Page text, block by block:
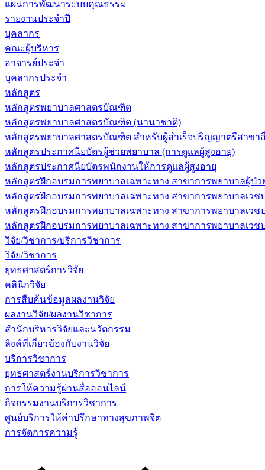
แผนการพัฒนาระบบคุณธรรม
รายงานประจำปี
บุคลากร
คณะผู้บริหาร
อาจารย์ประจำ
บุคลากรประจำ
หลักสูตร
หลักสูตรพยาบาลศาสตรบัณฑิต
หลักสูตรพยาบาลศาสตรบัณฑิต (นานาชาติ)
หลักสูตรพยาบาลศาสตรบัณฑิต สำหรับผู้สำเร็จปริญญาตรีสาขา
หลักสูตรประกาศนียบัตรผู้ช่วยพยาบาล (การดูแลผู้สูงอายุ)
หลักสูตรประกาศนียบัตรพนักงานให้การดูแลผู้สูงอายุ
หลักสูตรฝึกอบรมการพยาบาลเฉพาะทาง สาขาการพยาบาลผู้ป่
หลักสูตรฝึกอบรมการพยาบาลเฉพาะทาง สาขาการพยาบาลเว
หลักสูตรฝึกอบรมการพยาบาลเฉพาะทาง สาขาการพยาบาลเวช
หลักสูตรฝึกอบรมการพยาบาลเฉพาะทาง สาขาการพยาบาลเวช
วิจัย/วิชาการ/บริการวิชาการ
วิจัย/วิชาการ
ยุทธศาสตร์การวิจัย
คลินิกวิจัย
การสืบค้นข้อมูลผลงานวิจัย
ผลงานวิจัย/ผลงานวิชาการ
สำนักบริหารวิจัยและนวัตกรรม
ลิงค์ที่เกี่ยวข้องกับงานวิจัย
บริการวิชาการ
ยุทธศาสตร์งานบริการวิชาการ
การให้ความรู้ผ่านสื่อออนไลน์
กิจกรรมงานบริการวิชาการ
ศูนย์บริการให้คำปรึกษาทางสุขภาพจิต
การจัดการความรู้